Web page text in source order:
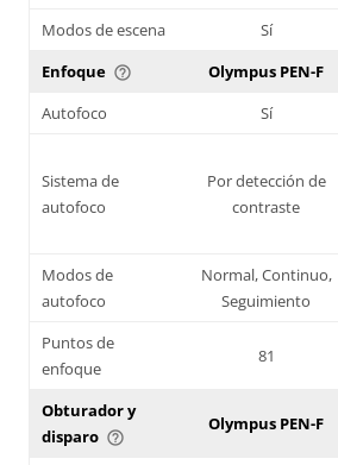
Modos de escena
Sí
Enfoque help_outline Olympus PEN-F
Autofoco
Sí
Sistema de
autofoco
Por detección de
contraste
Modos de
autofoco
Normal, Continuo,
Seguimiento
Puntos de
enfoque
81
Obturador y
disparo help_outline
Olympus PEN-F